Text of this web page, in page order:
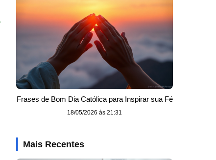
Frases de Bom Dia Católica para Inspirar sua Fé
18/05/2026 às 21:31
Mais Recentes